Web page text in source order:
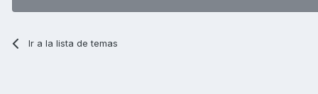
Ir a la lista de temas